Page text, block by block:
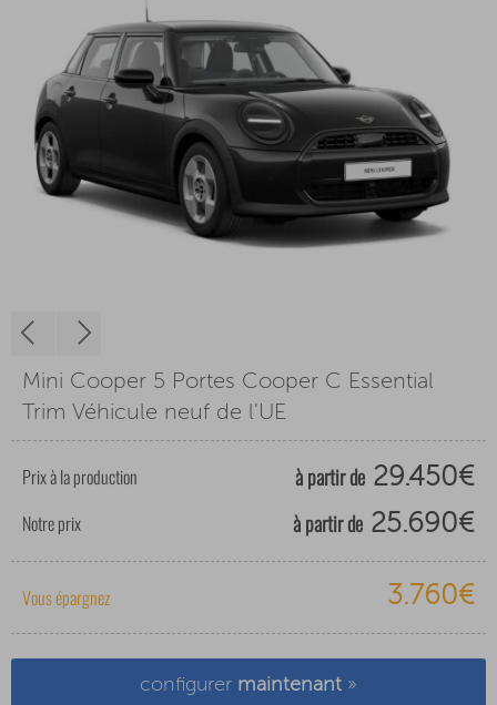
Mini Cooper 5 Portes Cooper C Essential
Trim Véhicule neuf de l'UE
Prix à la production à partir de 29.450€
Notre prix à partir de 25.690€
Vous épargnez 3.760€
configurer maintenant »